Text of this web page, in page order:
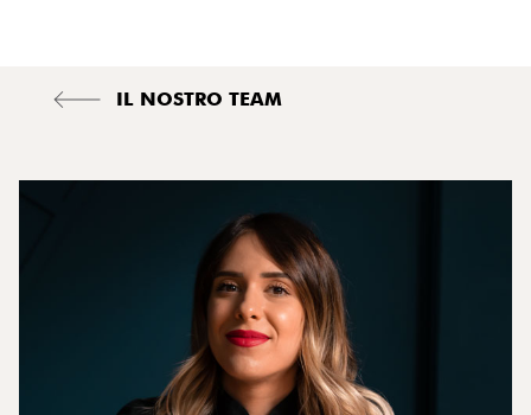
IL NOSTRO TEAM